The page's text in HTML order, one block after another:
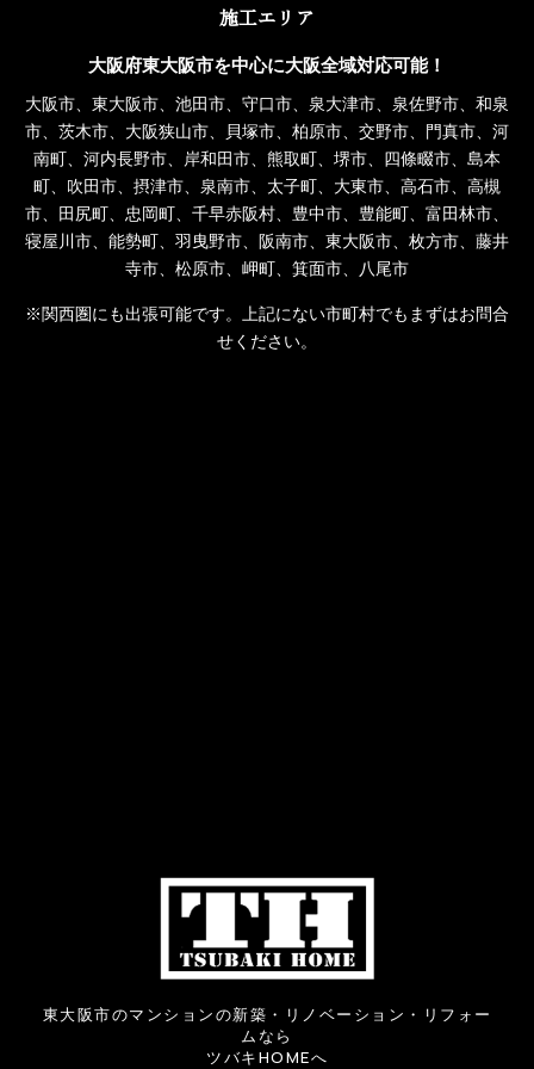
施工エリア
大阪府東大阪市を中心に大阪全域対応可能！
大阪市、東大阪市、池田市、守口市、泉大津市、泉佐野市、和泉
市、茨木市、大阪狭山市、貝塚市、柏原市、交野市、門真市、河
南町、河内長野市、岸和田市、熊取町、堺市、四條畷市、島本
町、吹田市、摂津市、泉南市、太子町、大東市、高石市、高槻
市、田尻町、忠岡町、千早赤阪村、豊中市、豊能町、富田林市、
寝屋川市、能勢町、羽曳野市、阪南市、東大阪市、枚方市、藤井
寺市、松原市、岬町、箕面市、八尾市
※関西圏にも出張可能です。上記にない市町村でもまずはお問合
せください。
東大阪市のマンションの新築・リノベーション・リフォー
ムなら
ツバキHOMEへ